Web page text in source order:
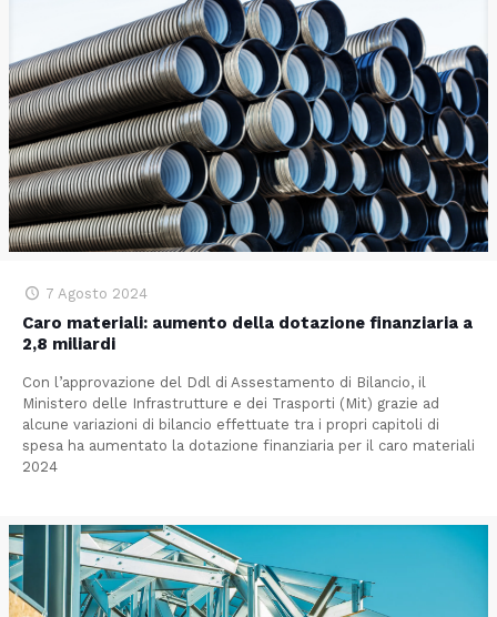
7 Agosto 2024
Caro materiali: aumento della dotazione finanziaria a
2,8 miliardi
Con l’approvazione del Ddl di Assestamento di Bilancio, il
Ministero delle Infrastrutture e dei Trasporti (Mit) grazie ad
alcune variazioni di bilancio effettuate tra i propri capitoli di
spesa ha aumentato la dotazione finanziaria per il caro materiali
2024